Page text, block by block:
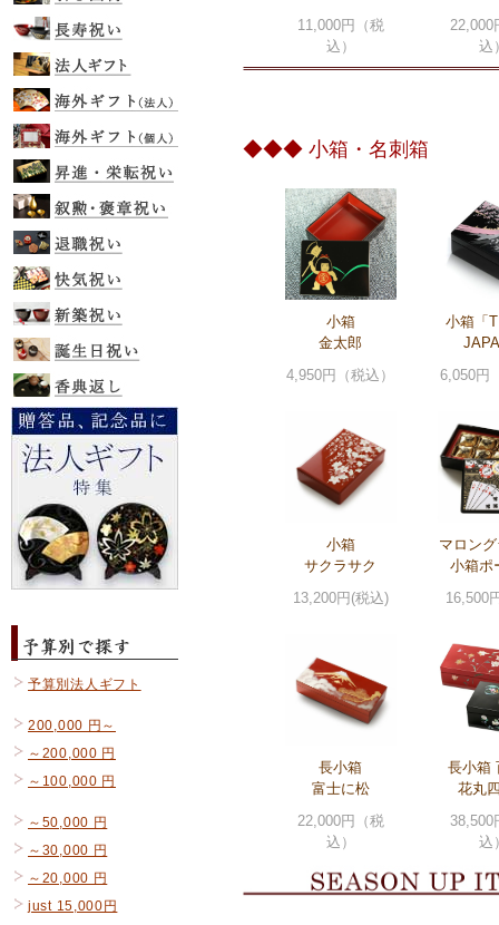
予算別法人ギフト
200,000 円～
～200,000 円
～100,000 円
～50,000 円
～30,000 円
～20,000 円
just 15,000円
11,000円（税
込）
22,000
込
◆◆◆ 小箱・名刺箱
小箱
金太郎
4,950円（税込）
小箱「
6,050円
小箱
サクラサク
13,200円(税込)
マロン
小箱ポ
16,500
長小箱
富士に松
22,000円（税
込）
長小箱
花丸
38,500
込